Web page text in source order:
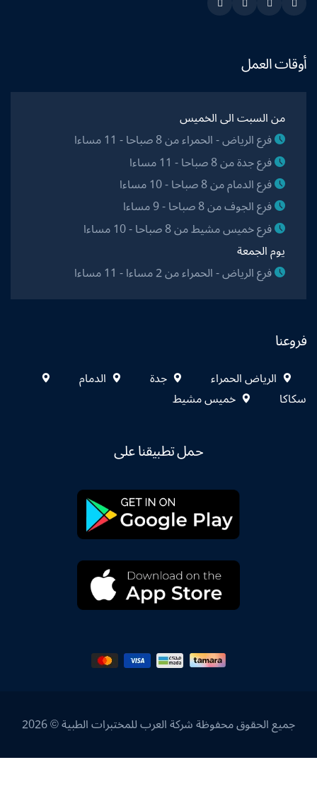
Snapchat
Twitter
Linkedin
Instagram
أوقات العمل
من السبت الى الخميس
فرع الرياض - الحمراء من 8 صباحا - 11 مساءا
فرع جدة من 8 صباحا - 11 مساءا
فرع الدمام من 8 صباحا - 10 مساءا
فرع الجوف من 8 صباحا - 9 مساءا
فرع خميس مشيط من 8 صباحا - 10 مساءا
يوم الجمعة
فرع الرياض - الحمراء من 2 مساءا - 11 مساءا
فروعنا
الرياض الحمراء جدة
الدمام
سكاكا
خميس مشيط
حمل تطبيقنا على
جميع الحقوق محفوظة شركة العرب للمختبرات الطبية © 2026